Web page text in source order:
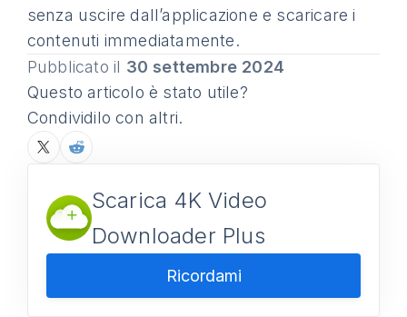
senza uscire dall’applicazione e scaricare i
contenuti immediatamente.
Pubblicato il 30 settembre 2024
Questo articolo è stato utile?
Condividilo con altri.
Scarica 4K Video
Downloader Plus
Ricordami